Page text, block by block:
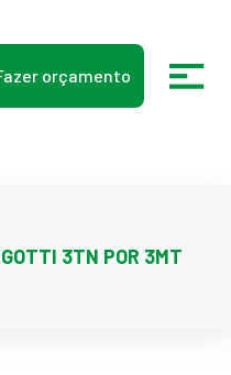
orçamento
3TN POR 3MT